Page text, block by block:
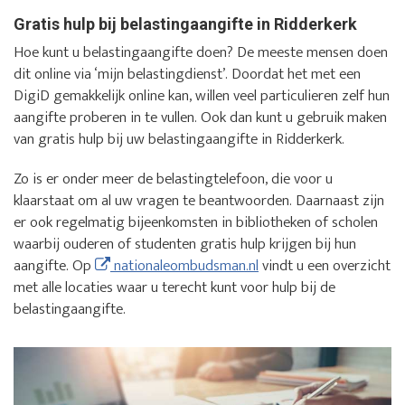
Gratis hulp bij belastingaangifte in Ridderkerk
Hoe kunt u belastingaangifte doen? De meeste mensen doen
dit online via ‘mijn belastingdienst’. Doordat het met een
DigiD gemakkelijk online kan, willen veel particulieren zelf hun
aangifte proberen in te vullen. Ook dan kunt u gebruik maken
van gratis hulp bij uw belastingaangifte in Ridderkerk.
Zo is er onder meer de belastingtelefoon, die voor u
klaarstaat om al uw vragen te beantwoorden. Daarnaast zijn
er ook regelmatig bijeenkomsten in bibliotheken of scholen
waarbij ouderen of studenten gratis hulp krijgen bij hun
aangifte. Op
nationaleombudsman.nlvindt u een overzicht
met alle locaties waar u terecht kunt voor hulp bij de
belastingaangifte.